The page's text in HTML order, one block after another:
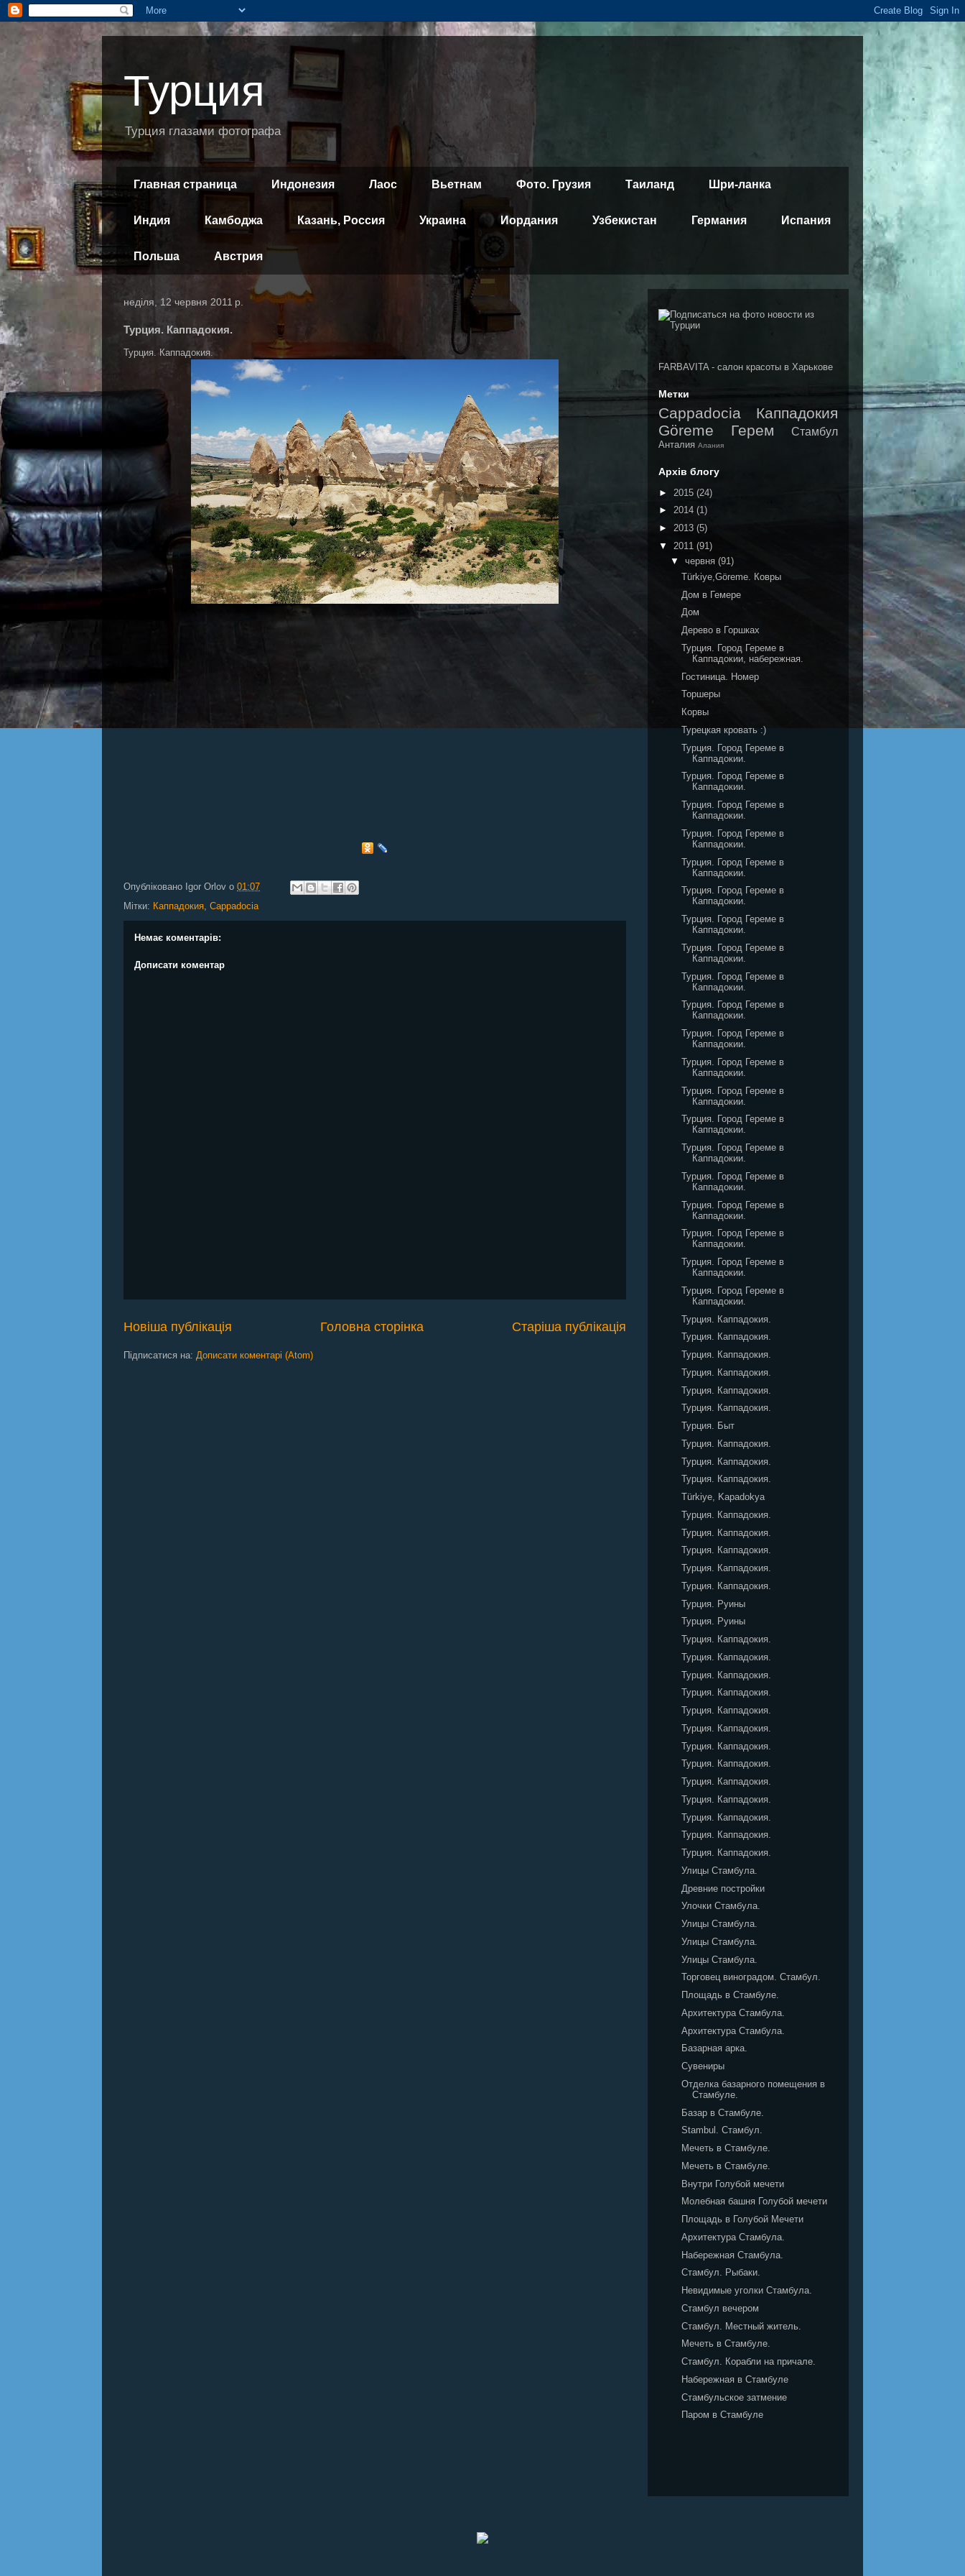
Турция
Турция глазами фотографа
Главная страница Индонезия Лаос Вьетнам Фото. Грузия Таиланд Шри-ланка
Индия Камбоджа Казань, Россия Украина Иордания Узбекистан Германия Испания
Польша Австрия
неділя, 12 червня 2011 р.
Турция. Каппадокия.
Турция. Каппадокия.
Опубліковано Igor Orlov о 01:07
Мітки: Каппадокия, Cappadocia
Немає коментарів:
Дописати коментар
Новіша публікація Старіша публікація
Головна сторінка
Підписатися на: Дописати коментарі (Atom)
FARBAVITA - салон красоты в Харькове
Метки
Cappadocia
Каппадокия
Göreme
Герем Стамбул
Анталия Алания
Архів блогу
► 2015 (24)
► 2014 (1)
► 2013 (5)
▼ 2011 (91)
▼ червня (91)
Türkiye,Göreme. Ковры
Дом в Гемере
Дом
Дерево в Горшках
Турция. Город Гереме в
Каппадокии, набережная.
Гостиница. Номер
Торшеры
Корвы
Турецкая кровать :)
Турция. Город Гереме в
Каппадокии.
Турция. Город Гереме в
Каппадокии.
Турция. Город Гереме в
Каппадокии.
Турция. Город Гереме в
Каппадокии.
Турция. Город Гереме в
Каппадокии.
Турция. Город Гереме в
Каппадокии.
Турция. Город Гереме в
Каппадокии.
Турция. Город Гереме в
Каппадокии.
Турция. Город Гереме в
Каппадокии.
Турция. Город Гереме в
Каппадокии.
Турция. Город Гереме в
Каппадокии.
Турция. Город Гереме в
Каппадокии.
Турция. Город Гереме в
Каппадокии.
Турция. Город Гереме в
Каппадокии.
Турция. Город Гереме в
Каппадокии.
Турция. Город Гереме в
Каппадокии.
Турция. Город Гереме в
Каппадокии.
Турция. Город Гереме в
Каппадокии.
Турция. Город Гереме в
Каппадокии.
Турция. Город Гереме в
Каппадокии.
Турция. Каппадокия.
Турция. Каппадокия.
Турция. Каппадокия.
Турция. Каппадокия.
Турция. Каппадокия.
Турция. Каппадокия.
Турция. Быт
Турция. Каппадокия.
Турция. Каппадокия.
Турция. Каппадокия.
Türkiye, Kapadokya
Турция. Каппадокия.
Турция. Каппадокия.
Турция. Каппадокия.
Турция. Каппадокия.
Турция. Каппадокия.
Турция. Руины
Турция. Руины
Турция. Каппадокия.
Турция. Каппадокия.
Турция. Каппадокия.
Турция. Каппадокия.
Турция. Каппадокия.
Турция. Каппадокия.
Турция. Каппадокия.
Турция. Каппадокия.
Турция. Каппадокия.
Турция. Каппадокия.
Турция. Каппадокия.
Турция. Каппадокия.
Турция. Каппадокия.
Улицы Стамбула.
Древние постройки
Улочки Стамбула.
Улицы Стамбула.
Улицы Стамбула.
Улицы Стамбула.
Торговец виноградом. Стамбул.
Площадь в Стамбуле.
Архитектура Стамбула.
Архитектура Стамбула.
Базарная арка.
Сувениры
Отделка базарного помещения в
Стамбуле.
Базар в Стамбуле.
Stambul. Стамбул.
Мечеть в Стамбуле.
Мечеть в Стамбуле.
Внутри Голубой мечети
Молебная башня Голубой мечети
Площадь в Голубой Мечети
Архитектура Стамбула.
Набережная Стамбула.
Стамбул. Рыбаки.
Невидимые уголки Стамбула.
Стамбул вечером
Стамбул. Местный житель.
Мечеть в Стамбуле.
Стамбул. Корабли на причале.
Набережная в Стамбуле
Стамбульское затмение
Паром в Стамбуле